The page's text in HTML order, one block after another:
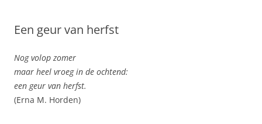
Een geur van herfst
Nog volop zomer
maar heel vroeg in de ochtend:
een geur van herfst.
(Erna M. Horden)